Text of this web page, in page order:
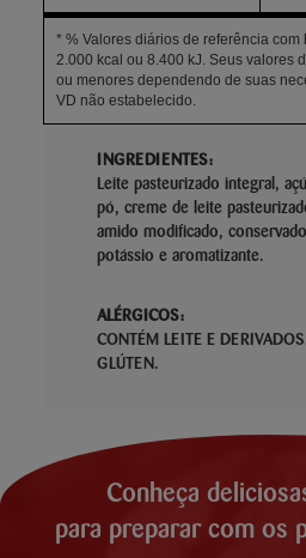
* % Valores diários de referência com
2.000 kcal ou 8.400 kJ. Seus valores
ou menores dependendo de suas
VD não estabelecido.
INGREDIENTES:
Leite pasteurizado integral,
pó, creme de leite
amido modificado,
potássio e aromatizante.
ALÉRGICOS:
CONTÉM LEITE E
GLÚTEN.
Conheça
para preparar com os